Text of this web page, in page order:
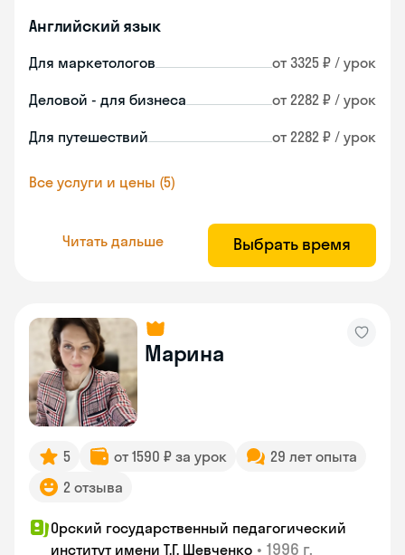
Английский язык
Для маркетологов от 3325 ₽ / урок
Деловой - для бизнеса от 2282 ₽ / урок
Для путешествий от 2282 ₽ / урок
Все услуги и цены (5)
Читать дальше Выбрать время
Марина
5 от 1590 ₽ за урок
29 лет опыта
2 отзыва
Орский государственный педагогический
институт имени Т.Г. Шевченко • 1996 г.